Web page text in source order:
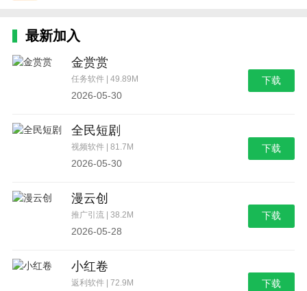
最新加入
金赏赏
任务软件 | 49.89M
2026-05-30
下载
全民短剧
视频软件 | 81.7M
2026-05-30
下载
漫云创
推广引流 | 38.2M
2026-05-28
下载
小红卷
返利软件 | 72.9M 下载